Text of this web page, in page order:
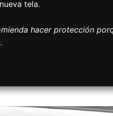
tela.
hacer protección